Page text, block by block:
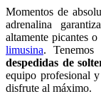
Momentos de
adrenalina
altamente picantes
limusina. Tenemos
despedidas de
equipo profesional
disfrute al máximo.